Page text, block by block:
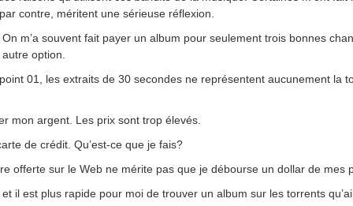
contre, méritent une sérieuse réflexion.
m’a souvent fait payer un album pour seulement trois bonnes
option.
01, les extraits de 30 secondes ne représentent aucunement la
mon argent. Les prix sont trop élevés.
de crédit. Qu’est-ce que je fais?
offerte sur le Web ne mérite pas que je débourse un dollar de mes
il est plus rapide pour moi de trouver un album sur les torrents